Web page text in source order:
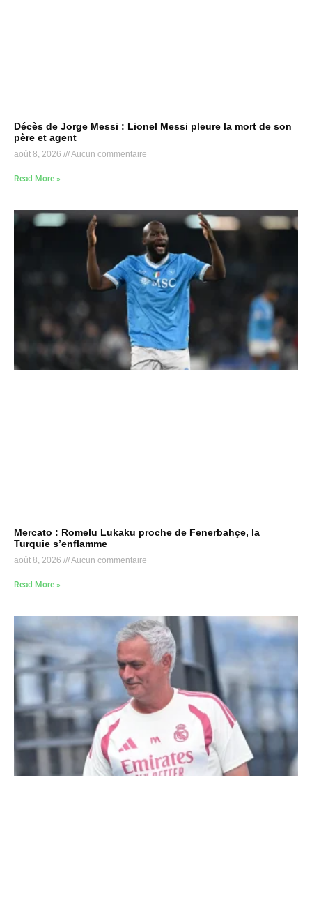
Décès de Jorge Messi : Lionel Messi pleure la mort de son
père et agent
août 8, 2026 Aucun commentaire
Read More »
Mercato : Romelu Lukaku proche de Fenerbahçe, la
Turquie s’enflamme
août 8, 2026 Aucun commentaire
Read More »